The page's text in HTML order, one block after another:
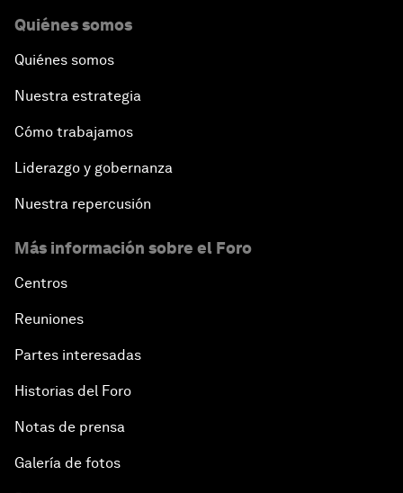
Quiénes somos
Quiénes somos
Nuestra estrategia
Cómo trabajamos
Liderazgo y gobernanza
Nuestra repercusión
Más información sobre el Foro
Centros
Reuniones
Partes interesadas
Historias del Foro
Notas de prensa
Galería de fotos